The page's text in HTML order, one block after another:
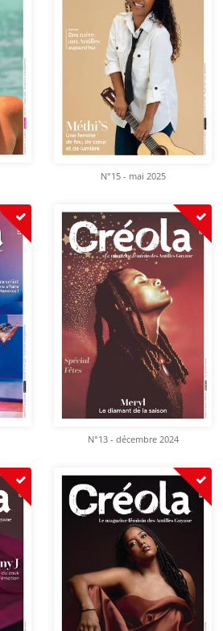
N°15 - mai 2025
N°13 - décembre 2024